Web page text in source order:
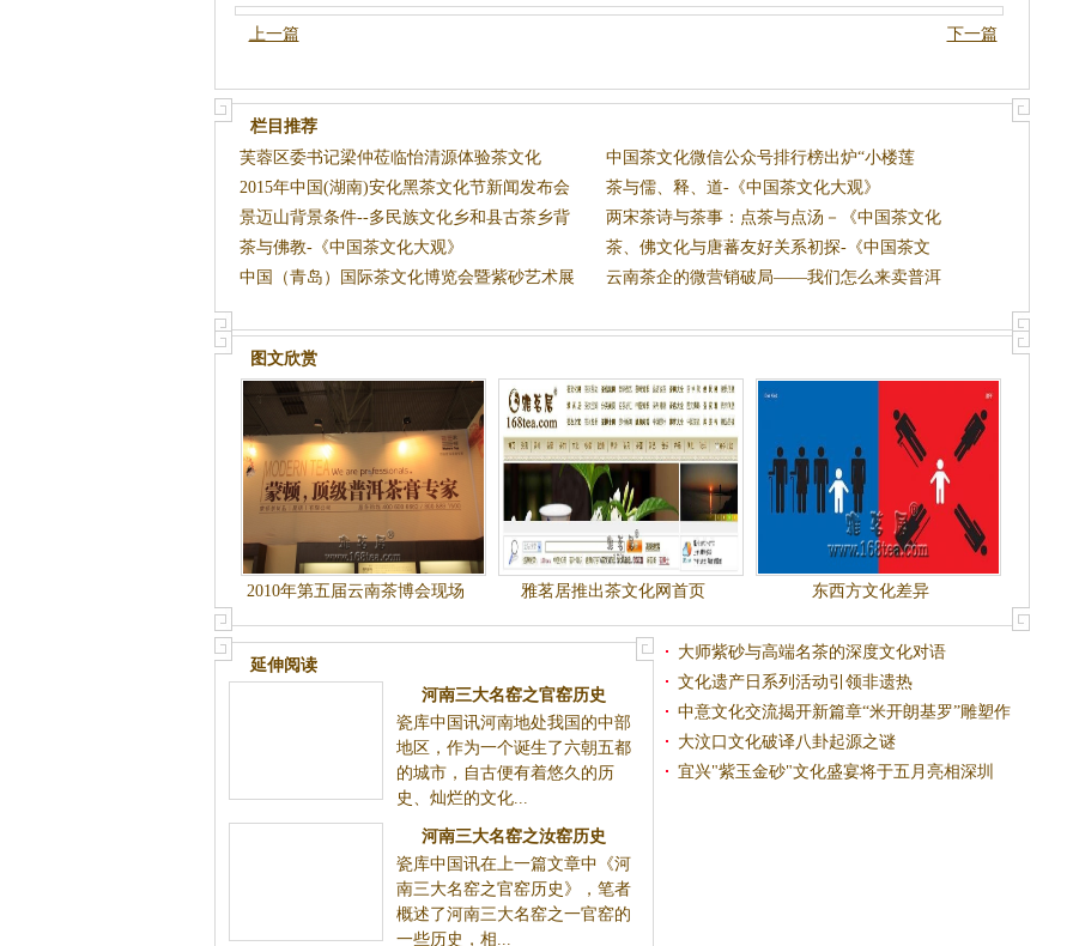
上一篇 下一篇
栏目推荐
芙蓉区委书记梁仲莅临怡清源体验茶文化
中国茶文化微信公众号排行榜出炉“小楼莲
花”上
2015年中国(湖南)安化黑茶文化节新闻发布会
发
茶与儒、释、道-《中国茶文化大观》
景迈山背景条件--多民族文化乡和县古茶乡背
景
两宋茶诗与茶事：点茶与点汤－《中国茶文化
大观》
茶与佛教-《中国茶文化大观》
茶、佛文化与唐蕃友好关系初探-《中国茶文
化大
中国（青岛）国际茶文化博览会暨紫砂艺术展
云南茶企的微营销破局——我们怎么来卖普洱
图文欣赏
2010年第五届云南茶博会现场
花絮
雅茗居推出茶文化网首页 东西方文化差异
延伸阅读
河南三大名窑之官窑历史
瓷库中国讯河南地处我国的中部
地区，作为一个诞生了六朝五都
的城市，自古便有着悠久的历
史、灿烂的文化...
河南三大名窑之汝窑历史
瓷库中国讯在上一篇文章中《河
南三大名窑之官窑历史》，笔者
概述了河南三大名窑之一官窑的
一些历史，相...
大师紫砂与高端名茶的深度文化对语
文化遗产日系列活动引领非遗热
中意文化交流揭开新篇章“米开朗基罗”雕塑作
品首度落户中国
大汶口文化破译八卦起源之谜
宜兴"紫玉金砂"文化盛宴将于五月亮相深圳